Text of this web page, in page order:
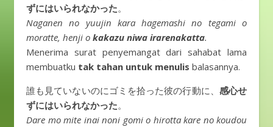
ずにはいられなかった。
Naganen no yuujin kara hagemashi no tegami o
moratte, henji o kakazu niwa irarenakatta.
Menerima surat penyemangat dari sahabat lama
membuatku tak tahan untuk menulis balasannya.
誰も見ていないのにゴミを拾った彼の行動に、 感心せ
ずにはいられなかった。
Dare mo mite inai noni gomi o hirotta kare no koudou